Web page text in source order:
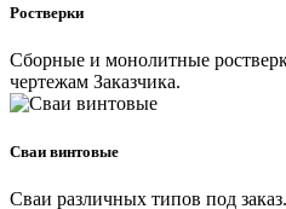
Ростверки
Сборные и монолитные
чертежам Заказчика.
Сваи винтовые
Сваи различных типов под заказ.